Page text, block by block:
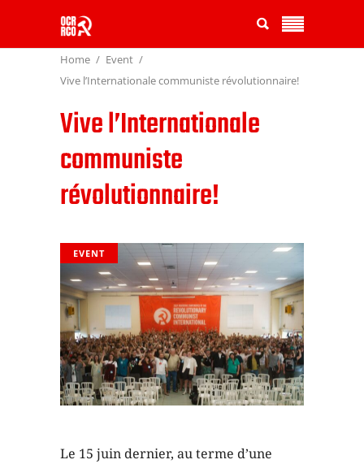
Home
Event
Vive l’Internationale communiste révolutionnaire!
Vive l’Internationale
communiste
révolutionnaire!
EVENT
Le 15 juin dernier, au terme d’une